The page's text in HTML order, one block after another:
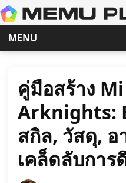
MENU
คู่มือสร้าง
Arknights:
สกิล, วัสดุ,
เคล็ดลับกา